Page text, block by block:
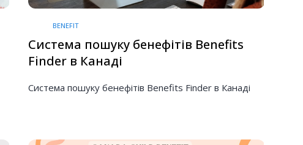
BENEFIT
Система пошуку бенефітів Benefits
Finder в Канаді
Система пошуку бенефітів Benefits Finder в Канаді